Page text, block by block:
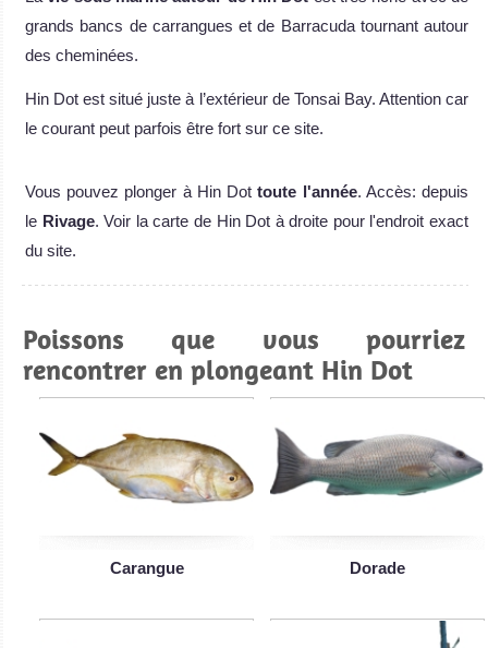
grands bancs de carrangues et de Barracuda tournant autour
des cheminées.
Hin Dot est situé juste à l’extérieur de Tonsai Bay. Attention car
le courant peut parfois être fort sur ce site.
Vous pouvez plonger à Hin Dottoute l'année. Accès: depuis
le Rivage. Voir la carte de Hin Dot à droite pour l'endroit exact
du site.
Poissons que vous pourriez
rencontrer en plongeant Hin Dot
Carangue Dorade